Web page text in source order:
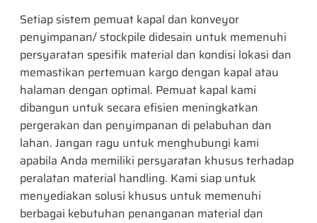
Setiap sistem pemuat kapal dan konveyor
penyimpanan/ stockpile didesain untuk memenuhi
persyaratan spesifik material dan kondisi lokasi dan
memastikan pertemuan kargo dengan kapal atau
halaman dengan optimal. Pemuat kapal kami
dibangun untuk secara efisien meningkatkan
pergerakan dan penyimpanan di pelabuhan dan
lahan. Jangan ragu untuk menghubungi kami
apabila Anda memiliki persyaratan khusus terhadap
peralatan material handling. Kami siap untuk
menyediakan solusi khusus untuk memenuhi
berbagai kebutuhan penanganan material dan